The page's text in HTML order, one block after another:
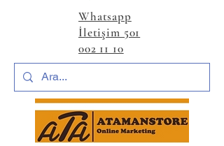
Whatsapp
İletişim 501
002 11 10